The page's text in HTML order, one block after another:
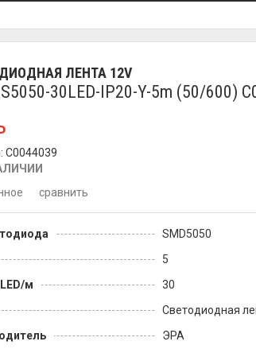
ЛЕНТА 12V
30LED-IP20-Y-5m (50/600)
C0044039
сравнить
SMD5050
5
м
30
Светодиодная
ЭРА